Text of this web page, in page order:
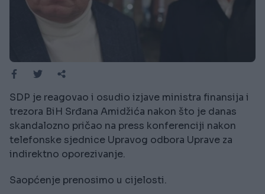
SDP je reagovao i osudio izjave ministra finansija i
trezora BiH Srđana Amidžića nakon što je danas
skandalozno pričao na press konferenciji nakon
telefonske sjednice Upravog odbora Uprave za
indirektno oporezivanje.
Saopćenje prenosimo u cijelosti.